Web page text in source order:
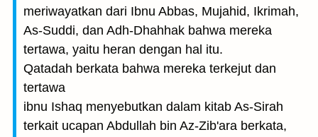
meriwayatkan dari Ibnu Abbas, Mujahid, Ikrimah,
As-Suddi, dan Adh-Dhahhak bahwa mereka
tertawa, yaitu heran dengan hal itu.
Qatadah berkata bahwa mereka terkejut dan
tertawa
ibnu Ishaq menyebutkan dalam kitab As-Sirah
terkait ucapan Abdullah bin Az-Zib'ara berkata,